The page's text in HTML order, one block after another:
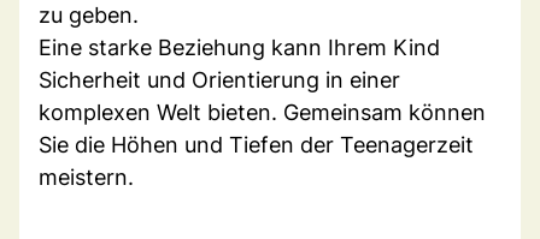
zu geben.
Eine starke Beziehung kann Ihrem Kind
Sicherheit und Orientierung in einer
komplexen Welt bieten. Gemeinsam können
Sie die Höhen und Tiefen der Teenagerzeit
meistern.